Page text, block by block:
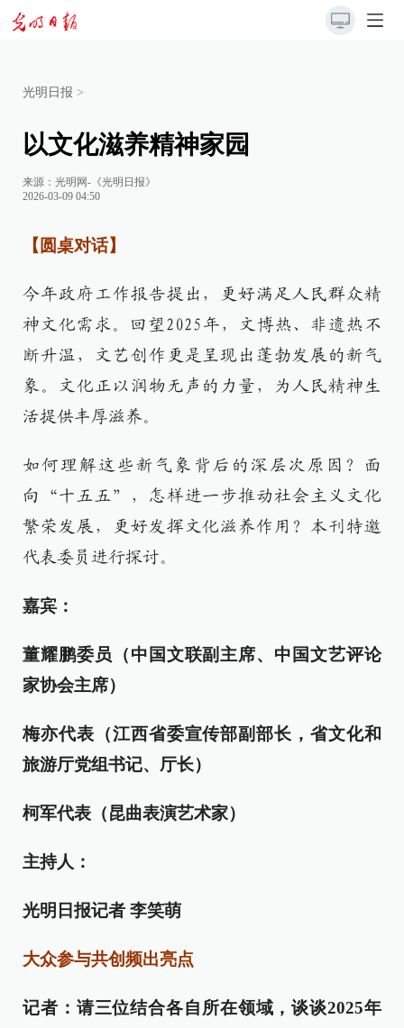
光明日报 >
以文化滋养精神家园
来源： 光明网-《光明日报》
2026-03-09 04:50
【圆桌对话】
今年政府工作报告提出，更好满足人民群众精
神文化需求。回望2025年，文博热、非遗热不
断升温，文艺创作更是呈现出蓬勃发展的新气
象。文化正以润物无声的力量，为人民精神生
活提供丰厚滋养。
如何理解这些新气象背后的深层次原因？面
向“十五五”，怎样进一步推动社会主义文化
繁荣发展，更好发挥文化滋养作用？本刊特邀
代表委员进行探讨。
嘉宾：
董耀鹏委员（中国文联副主席、中国文艺评论
家协会主席）
梅亦代表（江西省委宣传部副部长，省文化和
旅游厅党组书记、厅长）
柯军代表（昆曲表演艺术家）
主持人：
光明日报记者 李笑萌
大众参与共创频出亮点
记者：请三位结合各自所在领域，谈谈2025年